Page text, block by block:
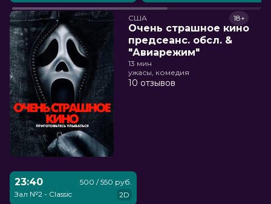
США
Очень страшное кино
предсеанс. обсл. &
"Авиарежим"
18+
13 мин
ужасы, комедия
10 отзывов
23:40
Зал №2 - Classic
500 / 550 руб.
2D